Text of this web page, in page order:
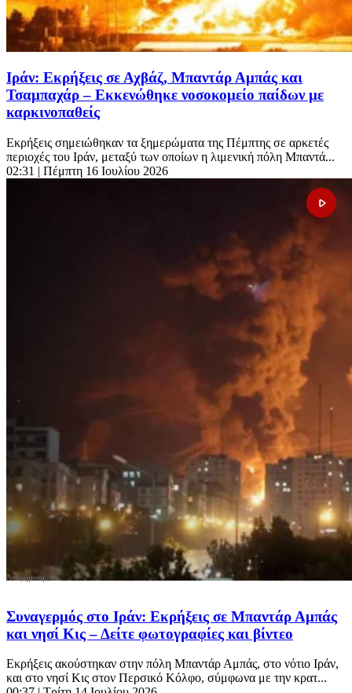
Ιράν: Εκρήξεις σε Αχβάζ, Μπαντάρ Αμπάς και
Τσαμπαχάρ – Εκκενώθηκε νοσοκομείο παίδων με
καρκινοπαθείς
Εκρήξεις σημειώθηκαν τα ξημερώματα της Πέμπτης σε αρκετές
περιοχές του Ιράν, μεταξύ των οποίων η λιμενική πόλη Μπαντά...
02:31 | Πέμπτη 16 Ιουλίου 2026
Συναγερμός στο Ιράν: Εκρήξεις σε Μπαντάρ Αμπάς
και νησί Κις – Δείτε φωτογραφίες και βίντεο
Εκρήξεις ακούστηκαν στην πόλη Μπαντάρ Αμπάς, στο νότιο Ιράν,
και στο νησί Κις στον Περσικό Κόλφο, σύμφωνα με την κρατ...